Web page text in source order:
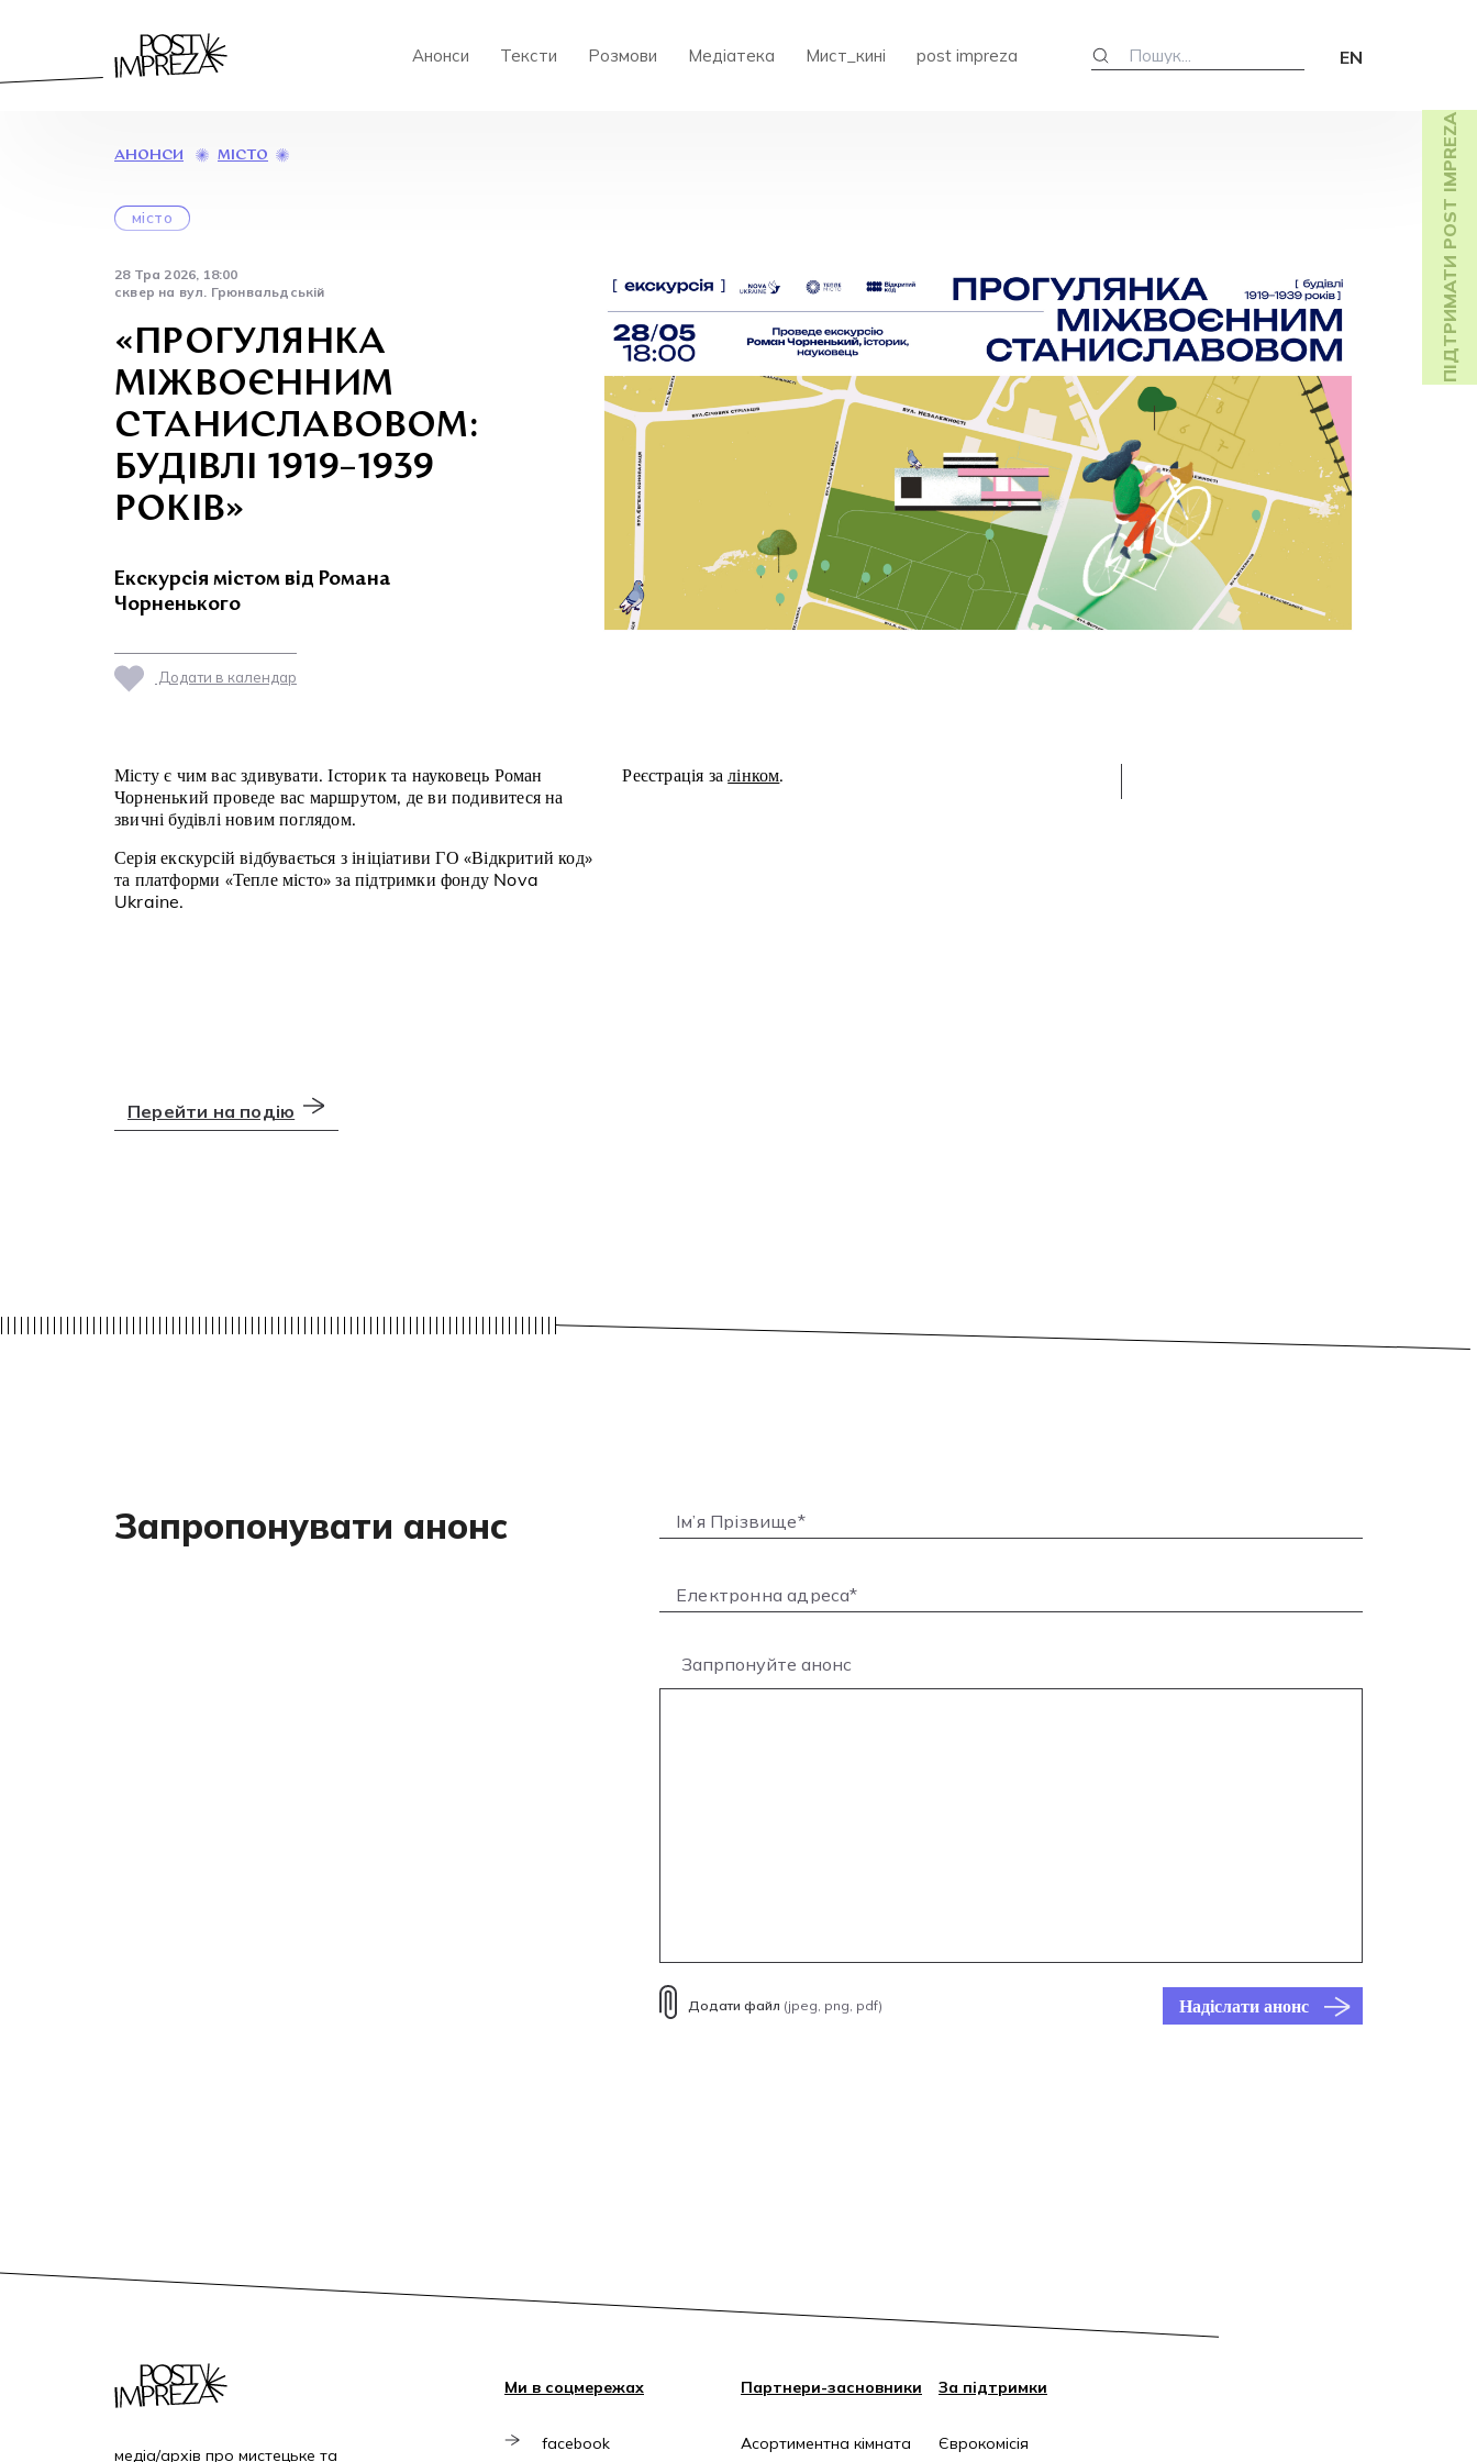
Анонси Тексти Розмови Медіатека Мист_кині post impreza EN
ПІДТРИМАТИ POST IMPREZA
АНОНСИ МІСТО
місто
28 Тра 2026, 18:00
сквер на вул. Грюнвальдській
«ПРОГУЛЯНКА
МІЖВОЄННИМ
СТАНИСЛАВОВОМ:
БУДІВЛІ 1919–1939
РОКІВ»
Екскурсія містом від Романа
Чорненького
Додати в календар
Місту є чим вас здивувати. Історик та науковець Роман
Чорненький проведе вас маршрутом, де ви подивитеся на
звичні будівлі новим поглядом.
Серія екскурсій відбувається з ініціативи ГО «Відкритий код»
та платформи «Тепле місто» за підтримки фонду Nova
Ukraine.
Реєстрація залінком.
Перейти на подію
Запропонувати анонс
Запрпонуйте анонс
Додати файл (jpeg, png, pdf) Надіслати анонс
медіа/архів про мистецьке та
Ми в соцмережах
facebook
Партнери-засновники
Асортиментна кімната
За підтримки
Єврокомісія